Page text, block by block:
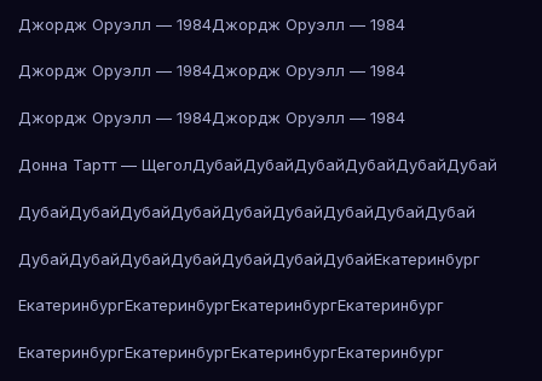
Джордж Оруэлл — 1984Джордж Оруэлл — 1984
Джордж Оруэлл — 1984Джордж Оруэлл — 1984
Джордж Оруэлл — 1984Джордж Оруэлл — 1984
Донна Тартт — ЩеголДубайДубайДубайДубайДубайДубай
ДубайДубайДубайДубайДубайДубайДубайДубайДубай
ДубайДубайДубайДубайДубайДубайДубайЕкатеринбург
ЕкатеринбургЕкатеринбургЕкатеринбургЕкатеринбург
ЕкатеринбургЕкатеринбургЕкатеринбургЕкатеринбург